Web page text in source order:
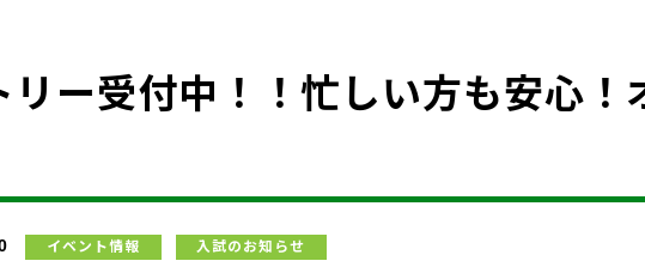
リー受付中！！忙しい方も安心！
イベント情報 入試のお知らせ